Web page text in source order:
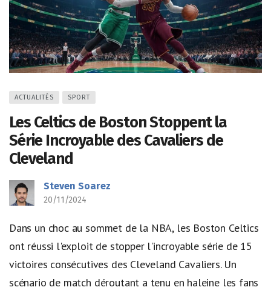
ACTUALITÉS SPORT
Les Celtics de Boston Stoppent la
Série Incroyable des Cavaliers de
Cleveland
Steven Soarez
20/11/2024
Dans un choc au sommet de la NBA, les Boston Celtics
ont réussi l'exploit de stopper l'incroyable série de 15
victoires consécutives des Cleveland Cavaliers. Un
scénario de match déroutant a tenu en haleine les fans